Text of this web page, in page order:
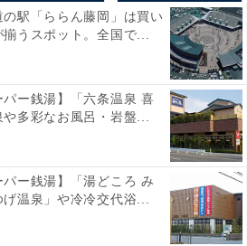
の駅「ららん藤岡」は買い
うスポット。全国で...
パー銭湯】「六条温泉 喜
多彩なお風呂・岩盤...
パー銭湯】「湯どころ み
温泉」や冷冷交代浴...